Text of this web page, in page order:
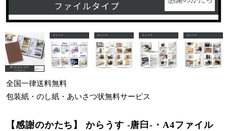
全国一律送料無料
包装紙・のし紙・あいさつ状無料サービス
【感謝のかたち】 からうす -唐臼-・A4ファイル